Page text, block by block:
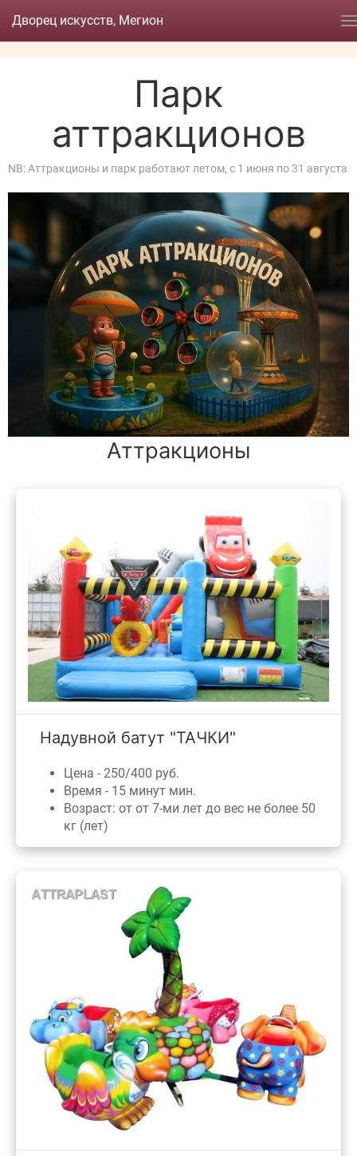
Дворец искусств, Мегион
Парк
аттракционов
NB: Аттракционы и парк работают летом, с 1 июня по 31 августа
Аттракционы
Надувной батут "ТАЧКИ"
Цена - 250/400 руб.
Время - 15 минут мин.
Возраст: от от 7-ми лет до вес не более 50
кг (лет)